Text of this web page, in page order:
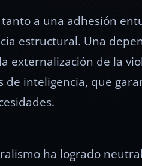
a una adhesión
estructural. Una
externalización de la
de inteligencia, que
ha logrado